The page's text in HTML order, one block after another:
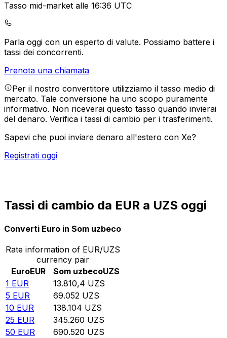
Tasso mid-market alle 16:36 UTC
Parla oggi con un esperto di valute. Possiamo battere i
tassi dei concorrenti.
Prenota una chiamata
Per il nostro convertitore utilizziamo il tasso medio di
mercato. Tale conversione ha uno scopo puramente
informativo. Non riceverai questo tasso quando invierai
del denaro. Verifica i tassi di cambio per i trasferimenti.
Sapevi che puoi inviare denaro all'estero con Xe?
Registrati oggi
Tassi di cambio da EUR a UZS oggi
Converti Euro in Som uzbeco
Rate information of EUR/UZS
currency pair
EuroEUR Som uzbecoUZS
1 EUR 13.810,4 UZS
5 EUR 69.052 UZS
10 EUR 138.104 UZS
25 EUR 345.260 UZS
50 EUR 690.520 UZS